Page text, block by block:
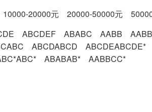
10000-20000元 20000-50000元
ABCDEF ABABC AABB
ABCDABCD ABCDEABCDE*
ABABAB*
AABBCC*